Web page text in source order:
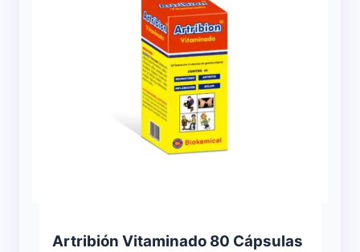
Artribión Vitaminado 80 Cápsulas